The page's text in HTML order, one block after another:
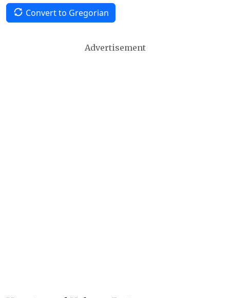
Convert to Gregorian
Advertisement